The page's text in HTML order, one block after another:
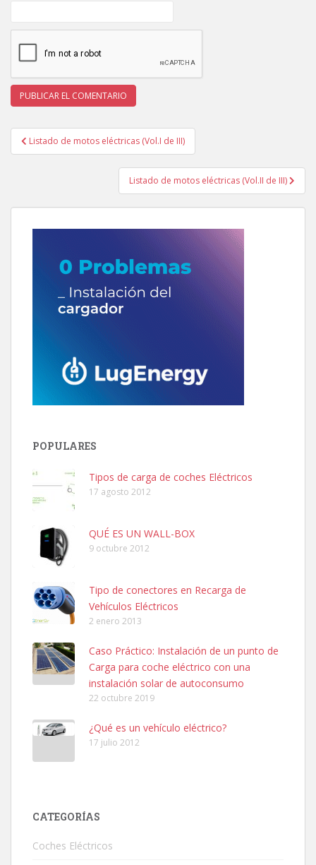
Navegación
de
Listado de motos eléctricas (Vol.I de III)
Listado de motos eléctricas (Vol.II de III)
POPULARES
Tipos de carga de coches Eléctricos
17 agosto 2012
QUÉ ES UN WALL-BOX
9 octubre 2012
Tipo de conectores en Recarga de
Vehículos Eléctricos
2 enero 2013
Caso Práctico: Instalación de un punto de
Carga para coche eléctrico con una
instalación solar de autoconsumo
22 octubre 2019
¿Qué es un vehículo eléctrico?
17 julio 2012
CATEGORÍAS
Coches Eléctricos